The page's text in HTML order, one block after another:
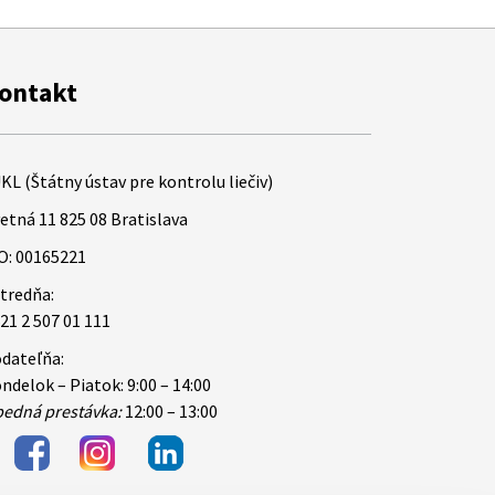
(Štátny ústav pre kontrolu liečiv)
11 825 08 Bratislava
00165221
2 507 01 111
– Piatok: 9:00 – 14:00
prestávka:12:00 – 13:00